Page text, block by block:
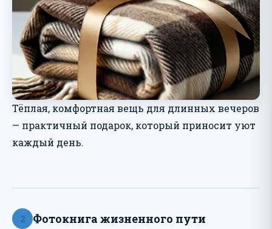
Тёплая, комфортная вещь для длинных вечеров
— практичный подарок, который приносит уют
каждый день.
2 Фотокнига жизненного пути